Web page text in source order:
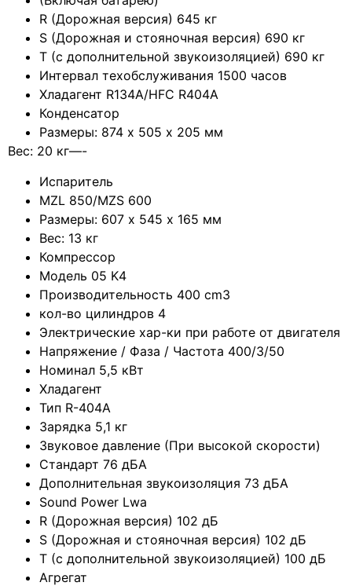
R (Дорожная версия) 645 кг
S (Дорожная и стояночная версия) 690 кг
T (с дополнительной звукоизоляцией) 690 кг
Интервал техобслуживания 1500 часов
Хладагент R134A/HFC R404A
Конденсатор
Размеры: 874 х 505 х 205 мм
Вес: 20 кг—-
Испаритель
MZL 850/MZS 600
Размеры: 607 х 545 х 165 мм
Вес: 13 кг
Компрессор
Модель 05 K4
Производительность 400 cm3
кол-во цилиндров 4
Электрические хар-ки при работе от двигателя
Напряжение / Фаза / Частота 400/3/50
Номинал 5,5 кВт
Хладагент
Тип R-404A
Зарядка 5,1 кг
Звуковое давление (При высокой скорости)
Стандарт 76 дБА
Дополнительная звукоизоляция 73 дБА
Sound Power Lwa
R (Дорожная версия) 102 дБ
S (Дорожная и стояночная версия) 102 дБ
T (с дополнительной звукоизоляцией) 100 дБ
Агрегат